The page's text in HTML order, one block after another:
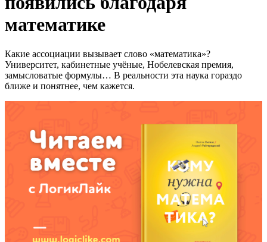
математике
Какие ассоциации вызывает слово «математика»?
Университет, кабинетные учёные, Нобелевская премия,
замысловатые формулы… В реальности эта наука гораздо
ближе и понятнее, чем кажется.